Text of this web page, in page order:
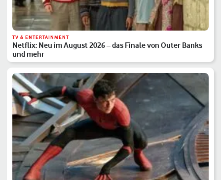
TV & ENTERTAINMENT
Netflix: Neu im August 2026 – das Finale von Outer Banks
und mehr